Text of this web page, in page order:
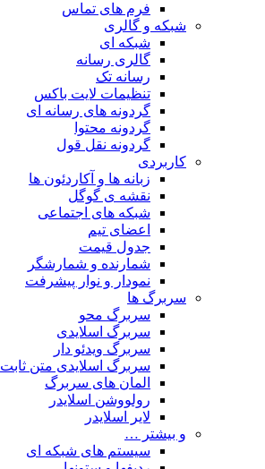
فرم های تماس
شبکه و گالری
شبکه ای
گالری رسانه
رسانه تک
تنظیمات لایت باکس
گردونه های رسانه ای
گردونه محتوا
گردونه نقل قول
کاربردی
زبانه ها و آکاردئون ها
نقشه ی گوگل
شبکه های اجتماعی
اعضای تیم
جدول قیمت
شمارنده و شمارشگر
نمودار و نوار پیشرفت
سربرگ ها
سربرگ محو
سربرگ اسلایدی
سربرگ ویدئو دار
سربرگ اسلایدی متن ثابت
المان های سربرگ
رولووشن اسلایدر
لایر اسلایدر
و بیشتر …
سیستم های شبکه ای